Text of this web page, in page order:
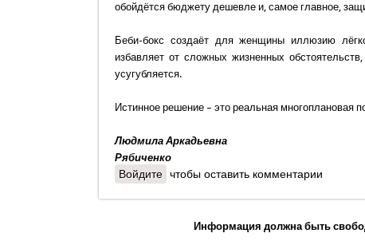
обойдётся бюджету дешевле и, самое главное,
Беби-бокс создаёт для женщины иллюзию
избавляет от сложных жизненных
усугубляется.
Истинное решение – это реальная многоплановая
Людмила Аркадьевна
Рябиченко
Войдите чтобы оставить комментарии
Информация должна быть